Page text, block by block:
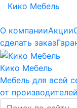
Кико Мебель
О компанииАкции
сделать заказ
Кико Мебель
Мебель для всей
от